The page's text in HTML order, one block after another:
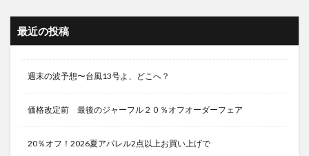
最近の投稿
週末の波予想〜台風13号よ、どこへ？
価格改定前 最後のジャーフル２０％オフオーダーフェア
20％オフ！2026夏アパレル2点以上お買い上げで